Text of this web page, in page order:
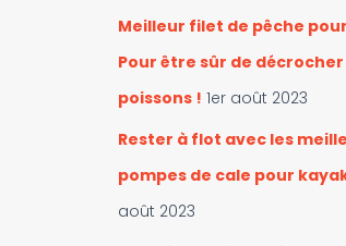
Meilleur filet de pêche
Pour être sûr de
poissons ! 1er août 2023
Rester à flot avec les
pompes de cale pour
août 2023